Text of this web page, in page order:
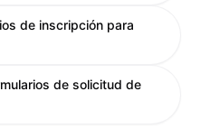
de inscripción para
de solicitud de